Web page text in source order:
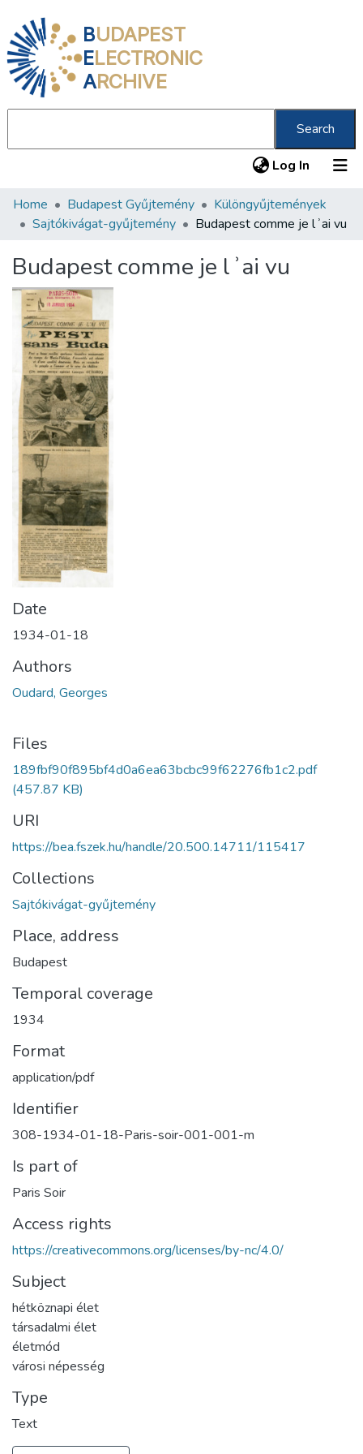
BUDAPEST
ELECTRONIC
ARCHIVE
Search
Log In (current)
Communities & Collections
Statistics
About us
Home Budapest Gyűjtemény
Különgyűjtemények
Sajtókivágat-gyűjtemény
Budapest comme je lʾai vu
Budapest comme je lʾai vu
Date
1934-01-18
Authors
Oudard, Georges
Files
189fbf90f895bf4d0a6ea63bcbc99f62276fb1c2.pdf
(457.87 KB)
URI
https://bea.fszek.hu/handle/20.500.14711/115417
Collections
Sajtókivágat-gyűjtemény
Place, address
Budapest
Temporal coverage
1934
Format
application/pdf
Identifier
308-1934-01-18-Paris-soir-001-001-m
Is part of
Paris Soir
Access rights
https://creativecommons.org/licenses/by-nc/4.0/
Subject
hétköznapi élet
társadalmi élet
életmód
városi népesség
Type
Text